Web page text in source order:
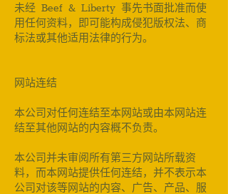
未经 Beef & Liberty 事先书面批准而使
用任何资料，即可能构成侵犯版权法、商
标法或其他适用法律的行为。
网站连结
本公司对任何连结至本网站或由本网站连
结至其他网站的内容概不负责。
本公司并未审阅所有第三方网站所载资
料，而本网站提供任何连结，并不表示本
公司对该等网站的内容、广告、产品、服